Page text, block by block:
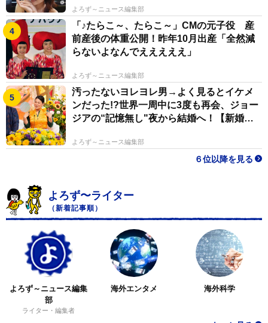
た参拝ができるでしょう。
日本の神祇信仰の良いところで、全国各地に多種多様な
伝統を有した神社がコンビニの総数よりもたくさんある
ので、中には人々の喧噪を好む神様も居られるかもしれ
ません。私が紹介した初詣の仕方はあくまで原則的なも
のですから、細かいところは、各地の神社か地域の長老
の方に尋ねてください。そのほうがきっと、自分も伝統
文化を担う地域の一員だという自覚につながると思いま
よろず～ニュース編集部
「♪たらこ～、たらこ～」CMの元子役 産
前産後の体重公開！昨年10月出産「全然減
らないよなんでえええええ」
よろず～ニュース編集部
汚ったないヨレヨレ男→よく見るとイケメ
ンだった!?世界一周中に3度も再会、ジョー
ジアの“記憶無し"夜から結婚へ！【新婚さ
よろず～ニュース編集部
６位以降を見る
よろず〜ライター
（新着記事順）
よろず～ニュース編集
部
ライター・編集者
海外エンタメ 海外科学